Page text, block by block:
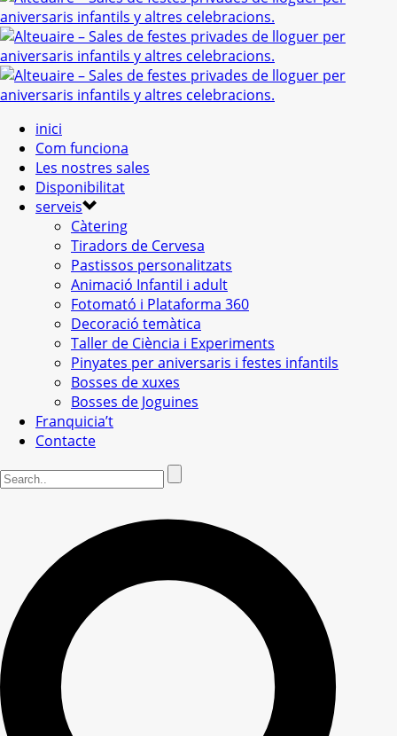
inici
Com funciona
Les nostres sales
Disponibilitat
serveis
Càtering
Tiradors de Cervesa
Pastissos personalitzats
Animació Infantil i adult
Fotomató i Plataforma 360
Decoració temàtica
Taller de Ciència i Experiments
Pinyates per aniversaris i festes infantils
Bosses de xuxes
Bosses de Joguines
Franquicia’t
Contacte